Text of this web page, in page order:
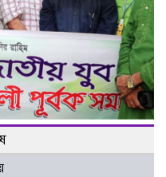
উচিত: জি এম কাদের